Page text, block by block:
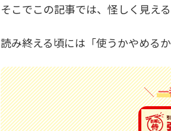
そこでこの記事では、怪しく見え
読み終える頃には「使うかやめる